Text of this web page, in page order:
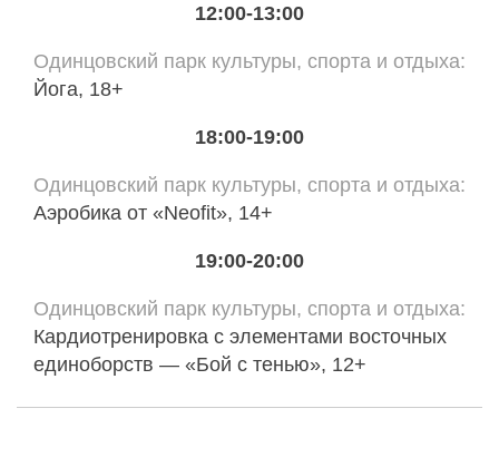
12:00-13:00
Одинцовский парк культуры, спорта и отдыха
Йога, 18+
18:00-19:00
Одинцовский парк культуры, спорта и отдыха
Аэробика от «Neofit», 14+
19:00-20:00
Одинцовский парк культуры, спорта и отдыха
Кардиотренировка с элементами восточных
единоборств — «Бой с тенью», 12+